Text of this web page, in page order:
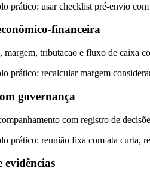
prático: usar checklist pré-envio
financeira
margem, tributacao e fluxo de caixa
prático: recalcular margem
governança
com registro de
prático: reunião fixa com ata curta,
evidências